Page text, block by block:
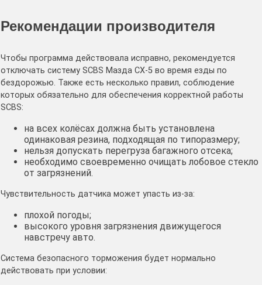
Рекомендации производителя
Чтобы программа действовала исправно, рекомендуется
отключать систему SCBS Мазда СХ-5 во время езды по
бездорожью. Также есть несколько правил, соблюдение
которых обязательно для обеспечения корректной работы
SCBS:
на всех колёсах должна быть установлена
одинаковая резина, подходящая по типоразмеру;
нельзя допускать перегруза багажного отсека;
необходимо своевременно очищать лобовое стекло
от загрязнений.
Чувствительность датчика может упасть из-за:
плохой погоды;
высокого уровня загрязнения движущегося
навстречу авто.
Система безопасного торможения будет нормально
действовать при условии: